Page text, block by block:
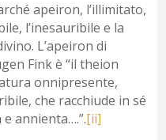
apeiron, l’illimitato,
l’inesauribile e la
L’apeiron di
Fink è “il theion
onnipresente,
che racchiude in sé
annienta….”.[ii]